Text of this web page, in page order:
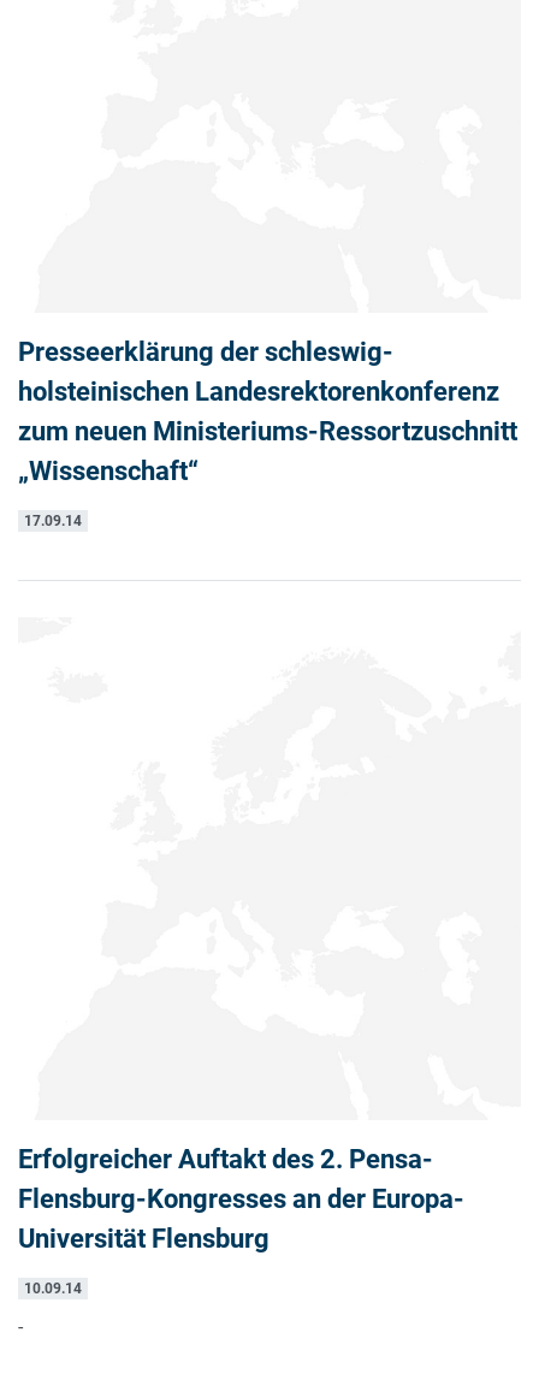
Presseerklärung der schleswig-
holsteinischen Landesrektorenkonferenz
zum neuen Ministeriums-Ressortzuschnitt
„Wissenschaft“
17.09.14
Erfolgreicher Auftakt des 2. Pensa-
Flensburg-Kongresses an der Europa-
Universität Flensburg
10.09.14
-